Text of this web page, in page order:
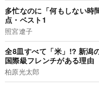
多忙なのに「何もしない時
点・ベスト1
照宮遼子
全8皿すべて「米」!? 新潟
国際級フレンチがある理由
柏原光太郎